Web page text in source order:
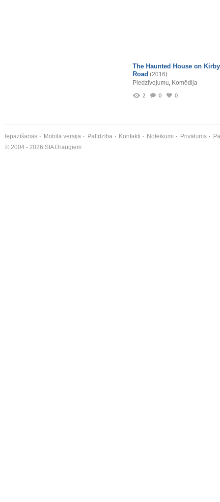
The Haunted House on Kirby
Road (2016)
Piedzīvojumu, Komēdija
2 0 0
Iepazīšanās Mobilā versija Palīdzība Kontakti Noteikumi Privātums
© 2004 - 2026 SIA Draugiem